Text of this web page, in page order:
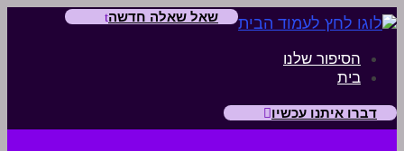
דברו איתנו עכשיו
שאל שאלה חדשה
הסיפור שלנו
בית